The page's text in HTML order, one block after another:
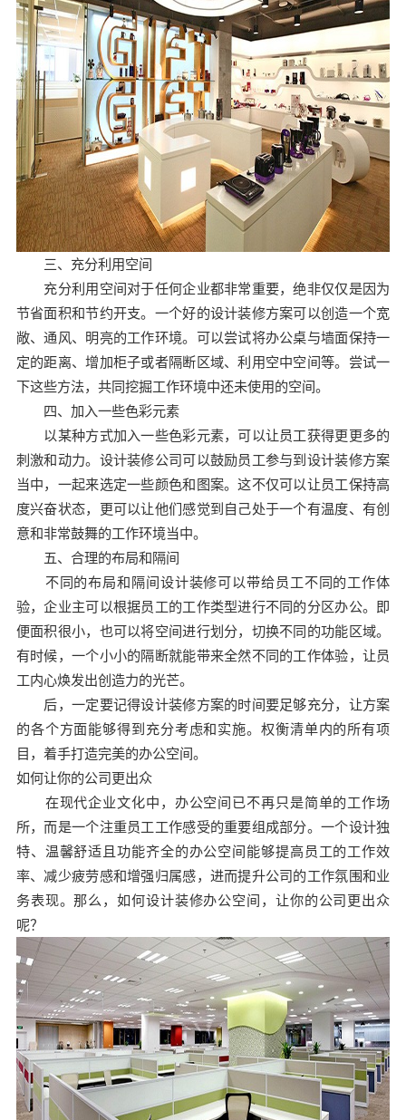
三、充分利用空间
充分利用空间对于任何企业都非常重要，绝非仅仅是因为
节省面积和节约开支。一个好的设计装修方案可以创造一个宽
敞、通风、明亮的工作环境。可以尝试将办公桌与墙面保持一
定的距离、增加柜子或者隔断区域、利用空中空间等。尝试一
下这些方法，共同挖掘工作环境中还未使用的空间。
四、加入一些色彩元素
以某种方式加入一些色彩元素，可以让员工获得更更多的
刺激和动力。设计装修公司可以鼓励员工参与到设计装修方案
当中，一起来选定一些颜色和图案。这不仅可以让员工保持高
度兴奋状态，更可以让他们感觉到自己处于一个有温度、有创
意和非常鼓舞的工作环境当中。
五、合理的布局和隔间
不同的布局和隔间设计装修可以带给员工不同的工作体
验，企业主可以根据员工的工作类型进行不同的分区办公。即
便面积很小，也可以将空间进行划分，切换不同的功能区域。
有时候，一个小小的隔断就能带来全然不同的工作体验，让员
工内心焕发出创造力的光芒。
后，一定要记得设计装修方案的时间要足够充分，让方案
的各个方面能够得到充分考虑和实施。权衡清单内的所有项
目，着手打造完美的办公空间。
如何让你的公司更出众
在现代企业文化中，办公空间已不再只是简单的工作场
所，而是一个注重员工工作感受的重要组成部分。一个设计独
特、温馨舒适且功能齐全的办公空间能够提高员工的工作效
率、减少疲劳感和增强归属感，进而提升公司的工作氛围和业
务表现。那么，如何设计装修办公空间，让你的公司更出众
呢？